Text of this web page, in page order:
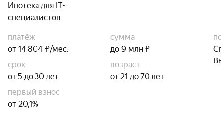
Ипотека для IT-
специалистов
платёж
от 14 804 ₽/мес.
сумма
до 9 млн ₽
срок
от 5 до 30 лет
возраст
от 21 до 70 лет
первый взнос
от 20,1%